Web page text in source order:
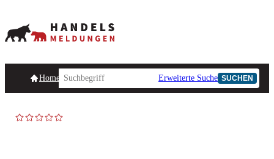
HomepageHandelsmeldungen Ad-Hoc-Meldungen
Erweiterte Suche SUCHEN